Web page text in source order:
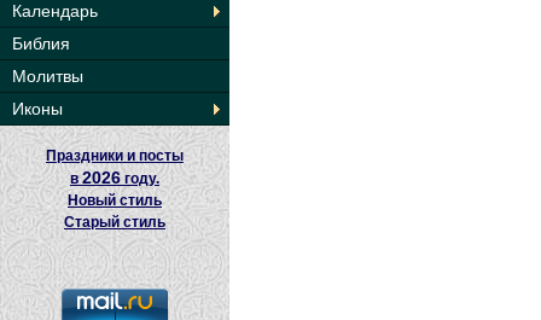
Календарь
Библия
Молитвы
Иконы
Праздники и посты
в2026 году.
Новый стиль
Старый стиль